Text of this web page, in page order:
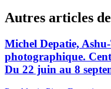
Autres articles
Michel Depatie,
photographique.
Du 22 juin au 8